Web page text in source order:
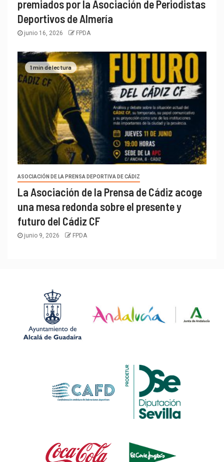
premiados por la Asociación de Periodistas
Deportivos de Almería
junio 16, 2026 FPDA
1 min de lectura
ASOCIACIÓN DE LA PRENSA DEPORTIVA DE CÁDIZ
La Asociación de la Prensa de Cádiz acoge
una mesa redonda sobre el presente y
futuro del Cádiz CF
junio 9, 2026 FPDA